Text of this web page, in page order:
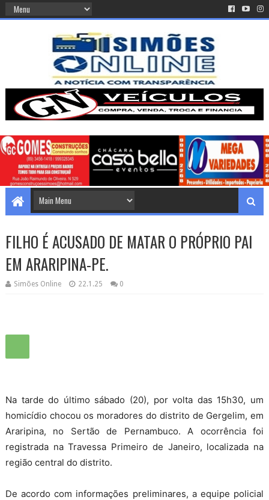
FILHO É ACUSADO DE MATAR O PRÓPRIO PAI
EM ARARIPINA-PE.
Simões Online 22.1.25 0
Na tarde do último sábado (20), por volta das 15h30, um
homicídio chocou os moradores do distrito de Gergelim, em
Araripina, no Sertão de Pernambuco. A ocorrência foi
registrada na Travessa Primeiro de Janeiro, localizada na
região central do distrito.
De acordo com informações preliminares, a equipe policial